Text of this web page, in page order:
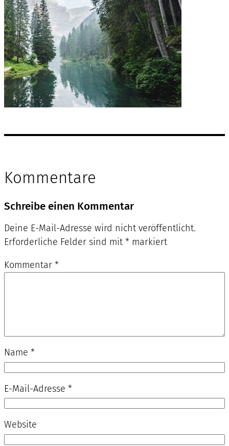
Kommentare
Schreibe einen Kommentar
Deine E-Mail-Adresse wird nicht veröffentlicht.
Erforderliche Felder sind mit * markiert
Kommentar *
Name *
E-Mail-Adresse *
Website